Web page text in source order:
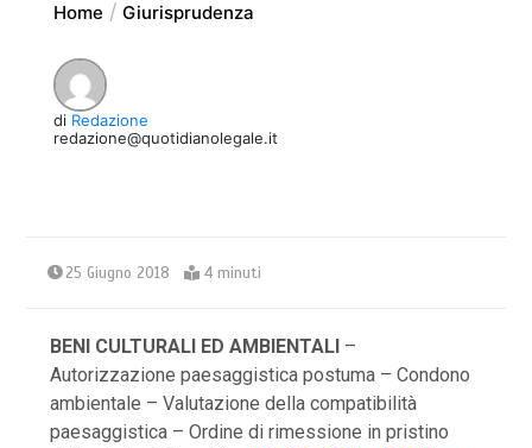
Home Giurisprudenza
di Redazione
redazione@quotidianolegale.it
25 Giugno 2018 4 minuti
BENI CULTURALI ED AMBIENTALI –
Autorizzazione paesaggistica postuma – Condono
ambientale – Valutazione della compatibilità
paesaggistica – Ordine di rimessione in pristino